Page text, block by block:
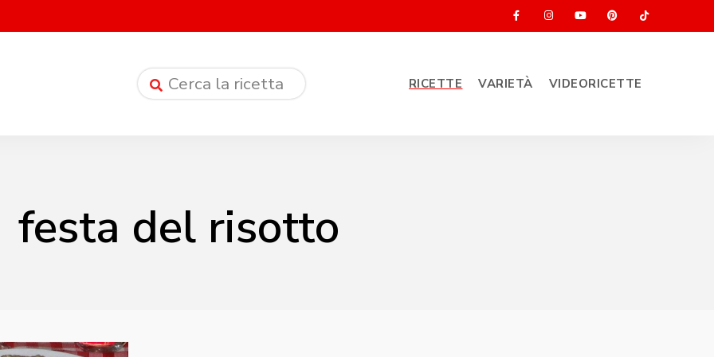
RICETTE VARIETÀ VIDEORICETTE
festa del risotto